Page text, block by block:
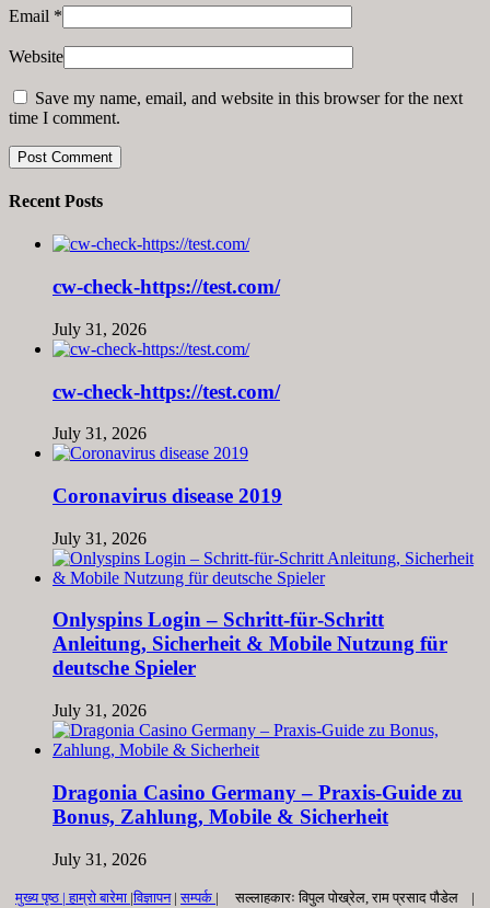
Email *
Website
Save my name, email, and website in this browser for the next
time I comment.
Recent Posts
cw-check-https://test.com/
July 31, 2026
cw-check-https://test.com/
July 31, 2026
Coronavirus disease 2019
July 31, 2026
Onlyspins Login – Schritt‑für‑Schritt
Anleitung, Sicherheit & Mobile Nutzung für
deutsche Spieler
July 31, 2026
Dragonia Casino Germany – Praxis‑Guide zu
Bonus, Zahlung, Mobile & Sicherheit
July 31, 2026
मुख्य पृष्ठ |हाम्रो बारेमा |विज्ञापन|सम्पर्क | सल्लाहकारः विपुल पोख्रेल, राम प्रसाद पाैडेल |